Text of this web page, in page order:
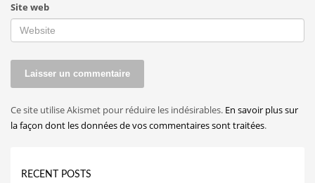
Site web
Ce site utilise Akismet pour réduire les indésirables. En savoir plus sur
la façon dont les données de vos commentaires sont traitées.
RECENT POSTS